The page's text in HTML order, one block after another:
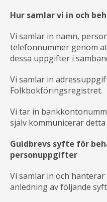
Hur samlar vi in och
Vi samlar in namn,
telefonnummer genom
dessa uppgifter i
Vi samlar in
Folkbokföringsregistret.
Vi tar in
själv kommunicerar detta
Guldbrevs syfte för
personuppgifter
Vi samlar in och
anledning av följande